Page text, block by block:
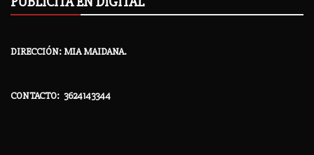
DIRECCIÓN: MIA MAIDANA.
CONTACTO: 3624143344